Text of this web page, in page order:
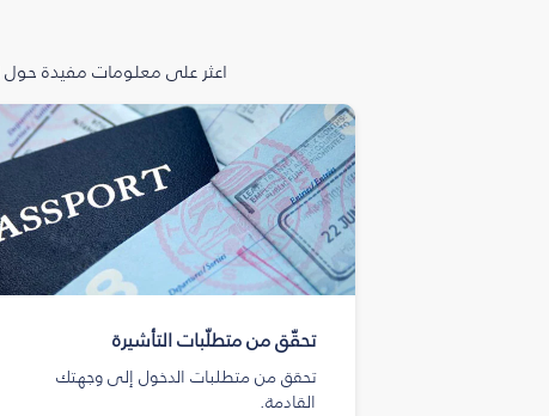
اعثر على معلومات مفيدة حول
تحقّق من متطلّبات التأشيرة
تحقق من متطلبات الدخول إلى وجهتك
القادمة.